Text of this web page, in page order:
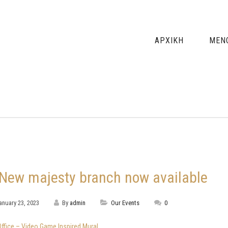
ΑΡΧΙΚΗ
New majesty branch now available
23, 2023 By admin Our Events 0